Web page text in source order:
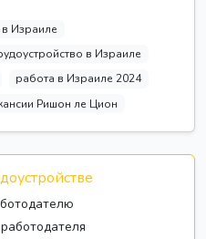
в Израиле
в Израиле
работа в Израиле 2024
Ришон ле Цион